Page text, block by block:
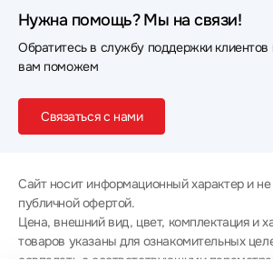
Нужна помощь? Мы на связи!
Обратитесь в службу поддержки клиентов
вам поможем
Связаться с нами
Сайт носит информационный характер и не
публичной офертой.
Цена, внешний вид, цвет, комплектация и
товаров указаны для ознакомительных